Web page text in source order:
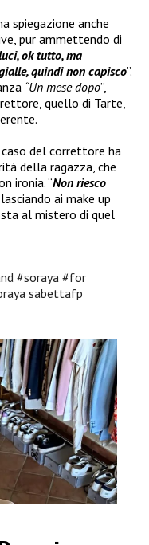
spiegazione anche
pur ammettendo di
ok tutto, ma
quindi non capisco”.
“Un mese dopo”,
quello di Tarte,
del correttore ha
della ragazza, che
ironia. “Non riesco
ai make up
al mistero di quel
#soraya #for
sabettafp